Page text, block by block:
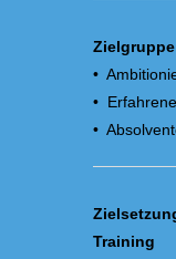
Zielgruppe
•
•
•
Training